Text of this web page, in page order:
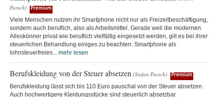
Parsch)
Premium
Viele Menschen nutzen ihr Smartphone nicht nur als Freizeitbeschäftigung,
sondern auch beruflich, also als Arbeitsmittel. Gerade weil die modernen
Alleskönner privat wie beruflich vielfältig eingesetzt werden, gilt es bei ihrer
steuerlichen Behandlung einiges zu beachten. Smartphone als
lohnsteuerfreies... mehr lesen
Berufskleidung von der Steuer absetzen (Stefan Parsch) Premium
Berufskleidung lässt sich bis 110 Euro pauschal von der Steuer absetzen.
Auch hochwertigere Kleidungsstücke sind steuerlich absetzbar.